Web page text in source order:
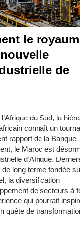
le
de
du Sud, la
connaît un
rapport de la Banque
le Maroc est
d’Afrique.
long terme fondée
la diversification
de secteurs à
qui pourrait
quête de